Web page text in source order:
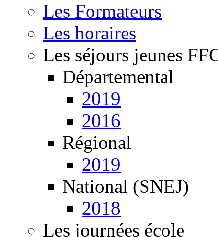
Les Formateurs
Les horaires
Les séjours jeunes
Départemental
2019
2016
Régional
2019
National (SNEJ)
2018
Les journées école